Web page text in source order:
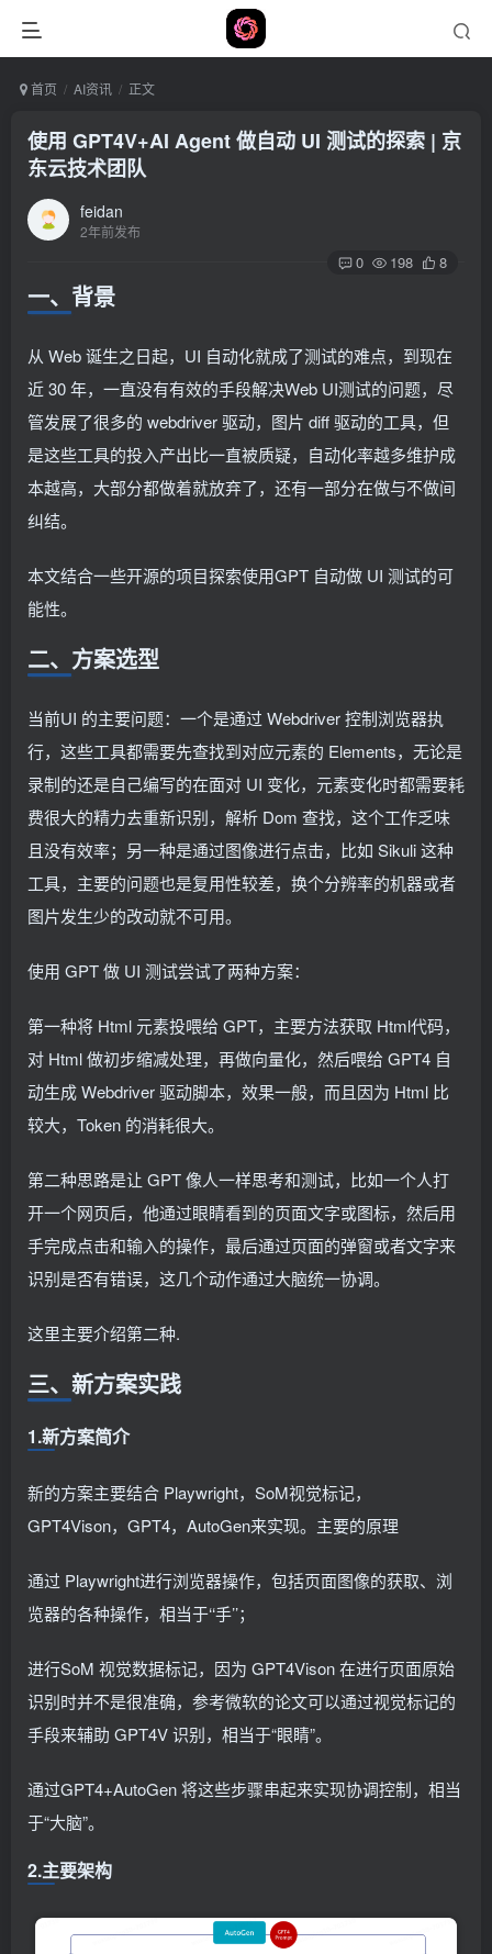
首页 AI资讯 正文
使用 GPT4V+AI Agent 做自动 UI 测试的探索 | 京
东云技术团队
feidan
2年前发布
0 198 8
一、背景
从 Web 诞生之日起，UI 自动化就成了测试的难点，到现在
近 30 年，一直没有有效的手段解决Web UI测试的问题，尽
管发展了很多的 webdriver 驱动，图片 diff 驱动的工具，但
是这些工具的投入产出比一直被质疑，自动化率越多维护成
本越高，大部分都做着就放弃了，还有一部分在做与不做间
纠结。
本文结合一些开源的项目探索使用GPT 自动做 UI 测试的可
能性。
二、方案选型
当前UI 的主要问题：一个是通过 Webdriver 控制浏览器执
行，这些工具都需要先查找到对应元素的 Elements，无论是
录制的还是自己编写的在面对 UI 变化，元素变化时都需要耗
费很大的精力去重新识别，解析 Dom 查找，这个工作乏味
且没有效率；另一种是通过图像进行点击，比如 Sikuli 这种
工具，主要的问题也是复用性较差，换个分辨率的机器或者
图片发生少的改动就不可用。
使用 GPT 做 UI 测试尝试了两种方案：
第一种将 Html 元素投喂给 GPT，主要方法获取 Html代码，
对 Html 做初步缩减处理，再做向量化，然后喂给 GPT4 自
动生成 Webdriver 驱动脚本，效果一般，而且因为 Html 比
较大，Token 的消耗很大。
第二种思路是让 GPT 像人一样思考和测试，比如一个人打
开一个网页后，他通过眼睛看到的页面文字或图标，然后用
手完成点击和输入的操作，最后通过页面的弹窗或者文字来
识别是否有错误，这几个动作通过大脑统一协调。
这里主要介绍第二种.
三、新方案实践
1.新方案简介
新的方案主要结合 Playwright，SoM视觉标记，
GPT4Vison，GPT4，AutoGen来实现。主要的原理
通过 Playwright进行浏览器操作，包括页面图像的获取、浏
览器的各种操作，相当于‘‘手’’；
进行SoM 视觉数据标记，因为 GPT4Vison 在进行页面原始
识别时并不是很准确，参考微软的论文可以通过视觉标记的
手段来辅助 GPT4V 识别，相当于“眼睛”。
通过GPT4+AutoGen 将这些步骤串起来实现协调控制，相当
于“大脑”。
2.主要架构